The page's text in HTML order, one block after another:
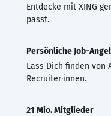
Entdecke mit XING
passt.
Persönliche Job-
Lass Dich finden von
Recruiter·innen.
21 Mio. Mitglieder